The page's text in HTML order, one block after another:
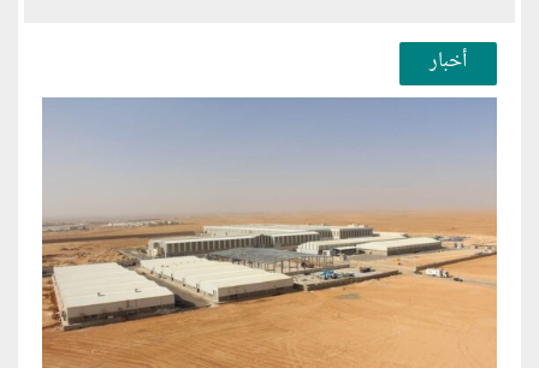
أخبار